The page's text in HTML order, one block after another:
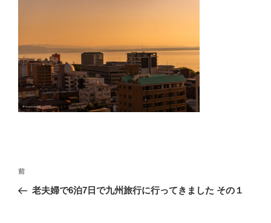
b
o
o
k
投
ナ
前
の
前
老夫婦で6泊7日で九州旅行に行ってきました その１